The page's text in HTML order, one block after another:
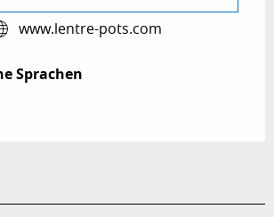
www.lentre-pots.com
Sprachen
Sprachen